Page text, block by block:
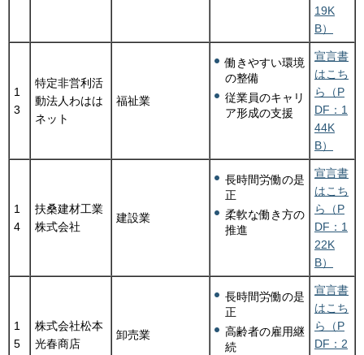
19K
B）
1
3
特定非営利活
動法人わはは
ネット
福祉業
働きやすい環境
の整備
従業員のキャリ
ア形成の支援
宣言書
はこち
ら（P
DF：1
44K
B）
1
4
扶桑建材工業
株式会社
建設業
長時間労働の是
正
柔軟な働き方の
推進
宣言書
はこち
ら（P
DF：1
22K
B）
1
5
株式会社松本
光春商店
卸売業
長時間労働の是
正
高齢者の雇用継
続
宣言書
はこち
ら（P
DF：2